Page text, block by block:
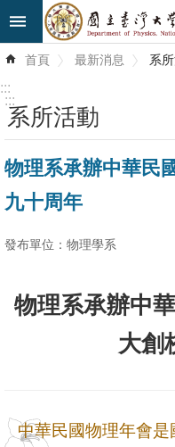
跳到主要內容區塊
階
最
新
息
系
簡
員
首頁 最新消息 系
:::
:::
系所活動
物理系承辦中華民
九十周年
發布單位：物理學系
物理系承辦中
大創
中華民國物理年會